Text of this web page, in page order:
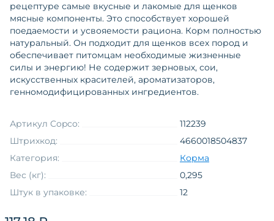
рецептуре самые вкусные и лакомые для щенков
мясные компоненты. Это способствует хорошей
поедаемости и усвояемости рациона. Корм полностью
натуральный. Он подходит для щенков всех пород и
обеспечивает питомцам необходимые жизненные
силы и энергию! Не содержит зерновых, сои,
искусственных красителей, ароматизаторов,
генномодифицированных ингредиентов.
Артикул Copco:
112239
Штрихкод:
4660018504837
Категория:
Корма
Вес (кг):
0,295
Штук в упаковке:
12